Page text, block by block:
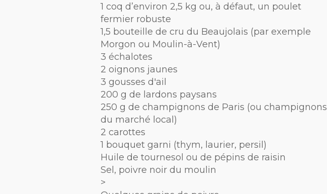
1 coq d’environ 2,5 kg ou, à défaut, un poulet
fermier robuste
1,5 bouteille de cru du Beaujolais (par exemple
Morgon ou Moulin-à-Vent)
3 échalotes
2 oignons jaunes
3 gousses d'ail
200 g de lardons paysans
250 g de champignons de Paris (ou champignons
du marché local)
2 carottes
1 bouquet garni (thym, laurier, persil)
Huile de tournesol ou de pépins de raisin
Sel, poivre noir du moulin
>